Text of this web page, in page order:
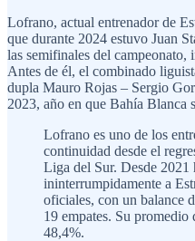
Lofrano, actual entrenador de
que durante 2024 estuvo Juan
las semifinales del campeonato,
Antes de él, el combinado
dupla Mauro Rojas – Sergio
2023, año en que Bahía Blanca
Lofrano es uno de los
continuidad desde el
Liga del Sur. Desde 2021
ininterrumpidamente a
oficiales, con un balance
19 empates. Su promedio
48,4%.